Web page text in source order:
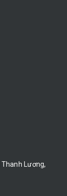
Lương,